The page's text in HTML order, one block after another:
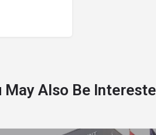
May Also Be